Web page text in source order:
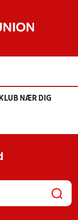
NÆR DIG